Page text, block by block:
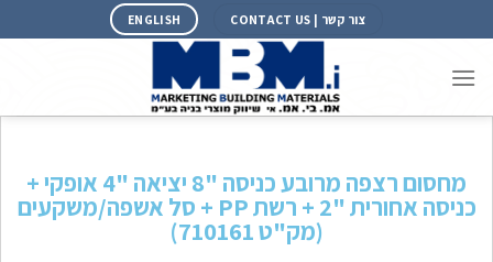
צור קשר | CONTACT US ENGLISH
מחסום רצפה מרובע כניסה "8 יציאה "4 אופקי +
כניסה אחורית "2 + רשת PP + סל אשפה/משקעים
(מק"ט 710161)